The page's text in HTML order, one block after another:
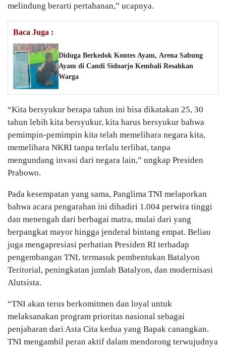
melindung berarti pertahanan,” ucapnya.
Baca Juga :
Diduga Berkedok Kontes Ayam, Arena Sabung
Ayam di Candi Sidoarjo Kembali Resahkan
Warga
“Kita bersyukur berapa tahun ini bisa dikatakan 25, 30
tahun lebih kita bersyukur, kita harus bersyukur bahwa
pemimpin-pemimpin kita telah memelihara negara kita,
memelihara NKRI tanpa terlalu terlibat, tanpa
mengundang invasi dari negara lain,” ungkap Presiden
Prabowo.
Pada kesempatan yang sama, Panglima TNI melaporkan
bahwa acara pengarahan ini dihadiri 1.004 perwira tinggi
dan menengah dari berbagai matra, mulai dari yang
berpangkat mayor hingga jenderal bintang empat. Beliau
juga mengapresiasi perhatian Presiden RI terhadap
pengembangan TNI, termasuk pembentukan Batalyon
Teritorial, peningkatan jumlah Batalyon, dan modernisasi
Alutsista.
“TNI akan terus berkomitmen dan loyal untuk
melaksanakan program prioritas nasional sebagai
penjabaran dari Asta Cita kedua yang Bapak canangkan.
TNI mengambil peran aktif dalam mendorong terwujudnya